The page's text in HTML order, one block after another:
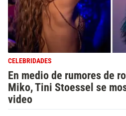
CELEBRIDADES
En medio de rumores de
Miko, Tini Stoessel se
video